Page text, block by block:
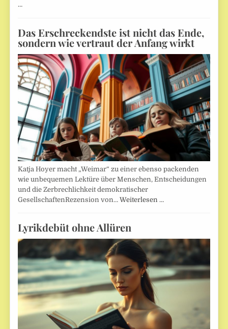
…
Das Erschreckendste ist nicht das Ende,
sondern wie vertraut der Anfang wirkt
Katja Hoyer macht „Weimar“ zu einer ebenso packenden
wie unbequemen Lektüre über Menschen, Entscheidungen
und die Zerbrechlichkeit demokratischer
GesellschaftenRezension von…Weiterlesen …
Lyrikdebüt ohne Allüren